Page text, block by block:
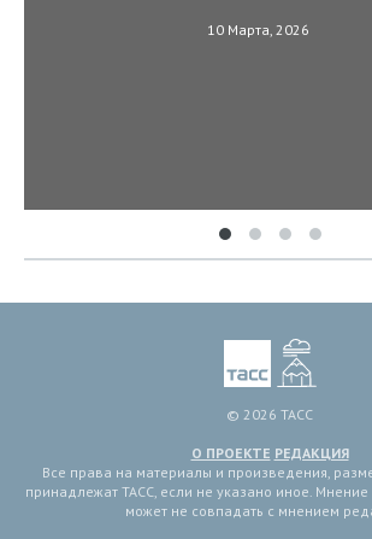
10 Марта, 2026
© 2026 ТАСС
О ПРОЕКТЕ РЕДАКЦИЯ
Все права на материалы и произведения,
принадлежат ТАСС, если не указано иное.
может не совпадать с мнением